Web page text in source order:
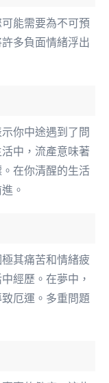
能需要為不可預
多負面情緒浮出
你中途遇到了問
中，流產意味著
在你清醒的生活
。
其痛苦和情緒疲
經歷。在夢中，
厄運。多重問題